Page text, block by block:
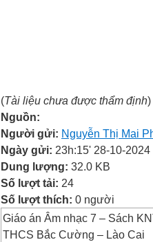
(Tài liệu chưa được thẩm định)
Nguồn:
Người gửi: Nguyễn Thị Mai
Ngày gửi: 23h:15' 28-10-2024
Dung lượng: 32.0 KB
Số lượt tải: 24
Số lượt thích: 0 người
Giáo án Âm nhạc 7 – Sách
THCS Bắc Cường – Lào Cai